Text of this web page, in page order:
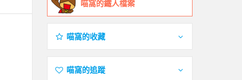
喵窩的鐵人檔案
喵窩的收藏
喵窩的追蹤